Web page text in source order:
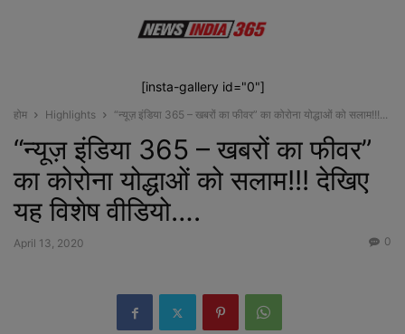
[insta-gallery id="0"]
होम Highlights “न्यूज़ इंडिया 365 – खबरों का फीवर” का कोरोना योद्धाओं को सलाम!!!...
“न्यूज़ इंडिया 365 – खबरों का फीवर”
का कोरोना योद्धाओं को सलाम!!! देखिए
यह विशेष वीडियो….
April 13, 2020 0